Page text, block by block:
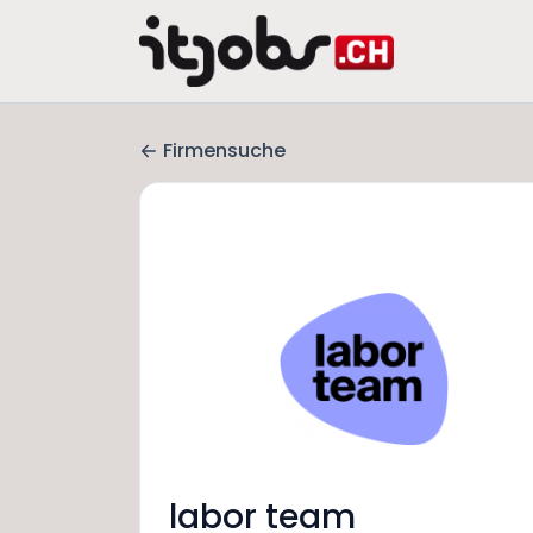
Firmensuche
labor team